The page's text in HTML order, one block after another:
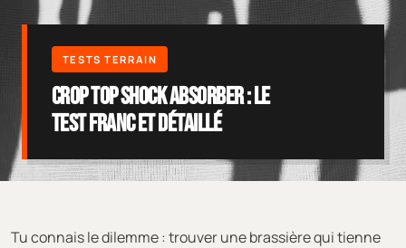
Crop Top Shock Absorber : le
test franc et détaillé
Tu connais le dilemme : trouver une brassière qui tienne